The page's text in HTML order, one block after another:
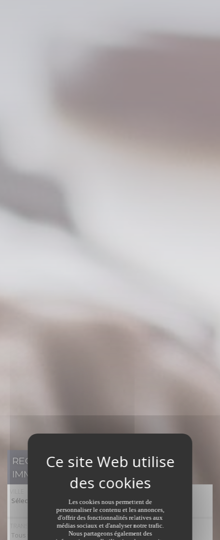
RECHERCHER UN BIEN
IMMOBILIER
Sélectionner toutes les villes
Tous types de transaction
Les cookies nous permettent de
personnaliser le contenu et les annonces,
d'offrir des fonctionnalités relatives aux
médias sociaux et d'analyser notre trafic.
Nous partageons également des